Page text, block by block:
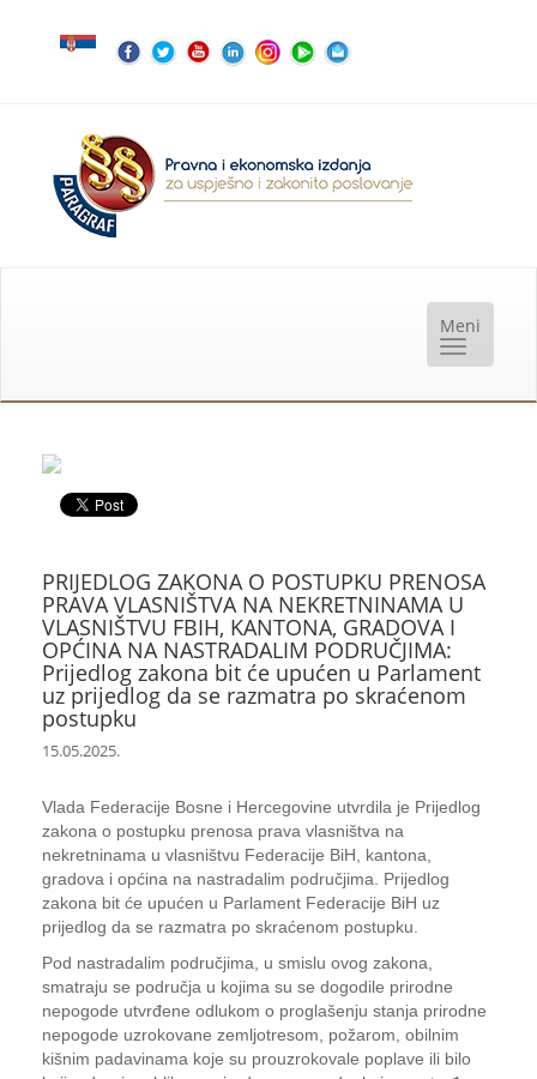
PRIJEDLOG ZAKONA O POSTUPKU PRENOSA
PRAVA VLASNIŠTVA NA NEKRETNINAMA U
VLASNIŠTVU FBIH, KANTONA, GRADOVA I
OPĆINA NA NASTRADALIM PODRUČJIMA:
Prijedlog zakona bit će upućen u Parlament
uz prijedlog da se razmatra po skraćenom
postupku
15.05.2025.
Vlada Federacije Bosne i Hercegovine utvrdila je Prijedlog
zakona o postupku prenosa prava vlasništva na
nekretninama u vlasništvu Federacije BiH, kantona,
gradova i općina na nastradalim područjima. Prijedlog
zakona bit će upućen u Parlament Federacije BiH uz
prijedlog da se razmatra po skraćenom postupku.
Pod nastradalim područjima, u smislu ovog zakona,
smatraju se područja u kojima su se dogodile prirodne
nepogode utvrđene odlukom o proglašenju stanja prirodne
nepogode uzrokovane zemljotresom, požarom, obilnim
kišnim padavinama koje su prouzrokovale poplave ili bilo